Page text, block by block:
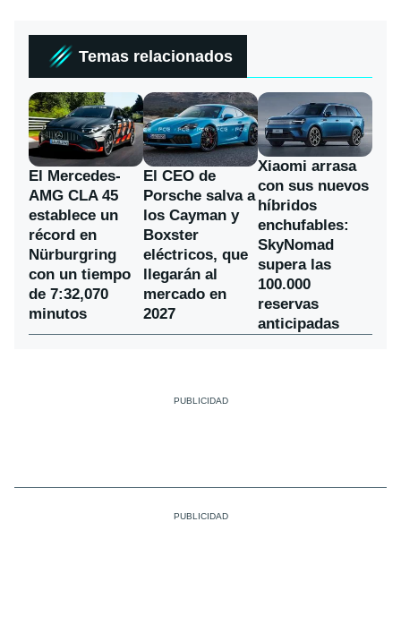
Temas relacionados
El Mercedes-
AMG CLA 45
establece un
récord en
Nürburgring
con un tiempo
de 7:32,070
minutos
El CEO de
Porsche salva a
los Cayman y
Boxster
eléctricos, que
llegarán al
mercado en
2027
Xiaomi arrasa
con sus nuevos
híbridos
enchufables:
SkyNomad
supera las
100.000
reservas
anticipadas